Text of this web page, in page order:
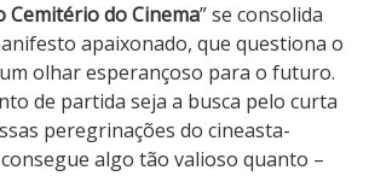
Cemitério do Cinema” se consolida
apaixonado, que questiona o
olhar esperançoso para o futuro.
de partida seja a busca pelo curta
peregrinações do cineasta-
algo tão valioso quanto –